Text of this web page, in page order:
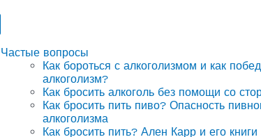
Частые вопросы
Как бороться с алкоголизмом и как
алкоголизм?
Как бросить алкоголь без помощи со
Как бросить пить пиво? Опасность
алкоголизма
Как бросить пить? Ален Карр и его книги